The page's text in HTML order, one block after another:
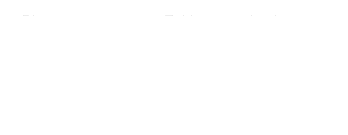
Zahlungsmethoden